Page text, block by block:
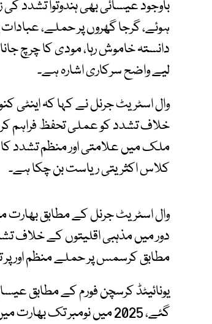
ہوئے، گرجا گھروں پر حملے،
دانستہ خاموش رہا، مودی کا چرچ
لیے واضح سرکاری اشارہ ہے۔
وال اسٹریٹ جرنل نے کہا کہ اینٹی
خلاف تشدد کو عملی تحفظ فراہم کر
ملک میں علامتی اور منظم تشدد
کلاس اکثریتی ریاست بن چکا ہے۔
وال اسٹریٹ جرنل کے مطابق
دور میں مذہبی اقلیتوں کے خلاف
مطابق کرسمس پر حملے منظم اور
گئے، 2025 میں نومبر تک بھارت میں عیسائیوں پر 706 حملے ریکارڈ کیے گئے،